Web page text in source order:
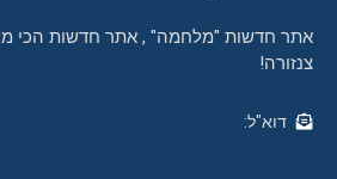
אתר חדשות "מלחמה" , אתר חדשות הכי
צנזורה!
דוא"ל: